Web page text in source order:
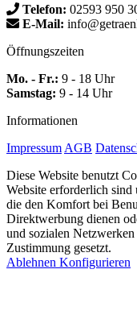
Telefon: 02593 950
E-Mail:
Öffnungszeiten
Mo. - Fr.: 9 - 18 Uhr
Samstag: 9 - 14 Uhr
Informationen
Impressum AGB
Diese Website benutzt
Website erforderlich sind
die den Komfort bei
Direktwerbung dienen
und sozialen
Zustimmung gesetzt.
Ablehnen Konfigurieren